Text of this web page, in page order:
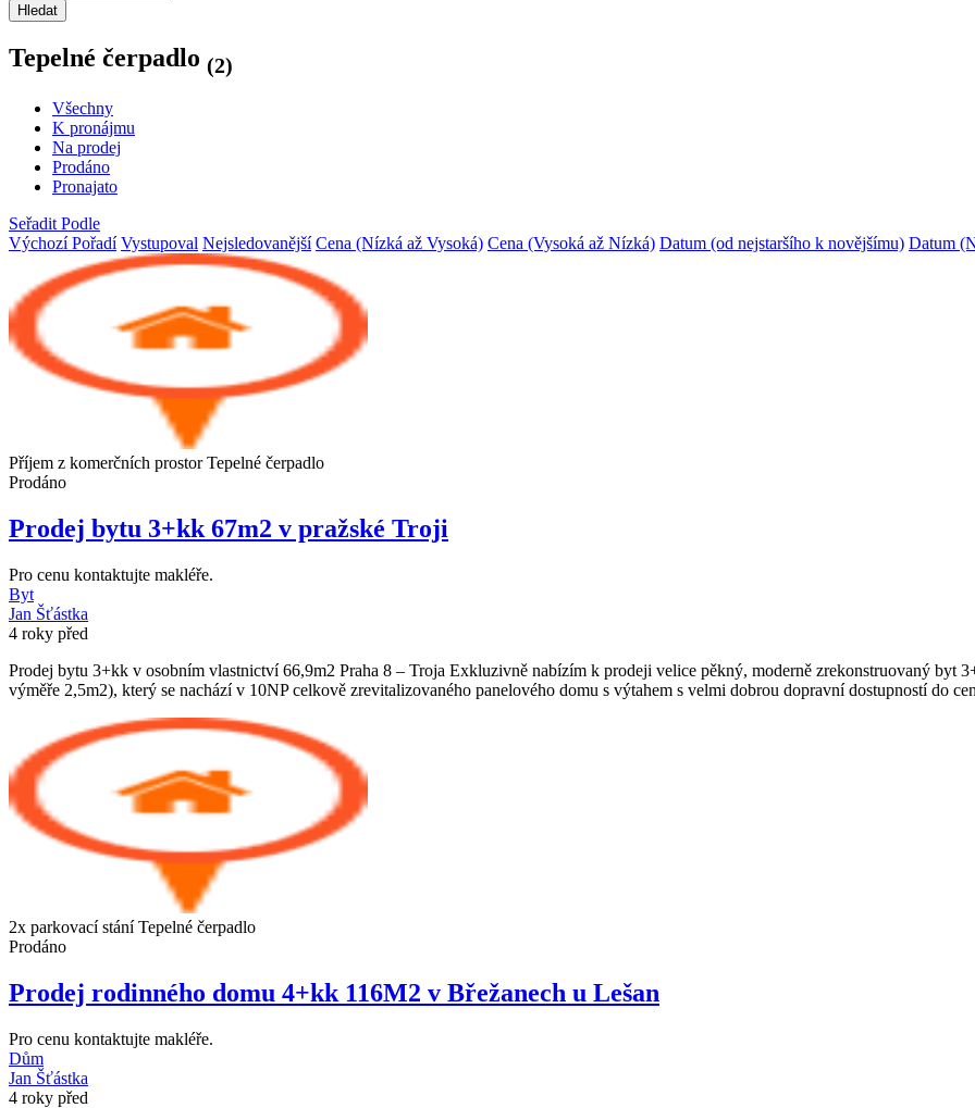
Hledat
Tepelné čerpadlo (2)
Všechny
K pronájmu
Na prodej
Prodáno
Pronajato
Seřadit Podle
Výchozí Pořadí Vystupoval Nejsledovanější Cena (Nízká až Vysoká) Cena (Vysoká až Nízká) Datum (od nejstaršího k novějšímu) Datum
Příjem z komerčních prostorTepelné čerpadlo
Prodáno
Prodej bytu 3+kk 67m2 v pražské Troji
Pro cenu kontaktujte makléře.
Byt
Jan Šťástka
4 roky před
Prodej bytu 3+kk v osobním vlastnictví 66,9m2 Praha 8 – Troja Exkluzivně nabízím k prodeji velice pěkný, moderně zrekonstruovaný byt
výměře 2,5m2), který se nachází v 10NP celkově zrevitalizovaného panelového domu s výtahem s velmi dobrou dopravní dostupností do
2x parkovací stáníTepelné čerpadlo
Prodáno
Prodej rodinného domu 4+kk 116M2 v Břežanech u Lešan
Pro cenu kontaktujte makléře.
Dům
Jan Šťástka
4 roky před